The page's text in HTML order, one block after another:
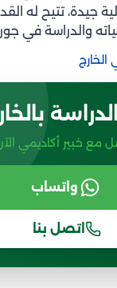
جيدة، تتيح له
والدراسة في
مع خبير أكاديمي
واتساب
اتصل بنا